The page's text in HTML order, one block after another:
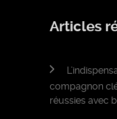
Articles
compagnon
réussies avec